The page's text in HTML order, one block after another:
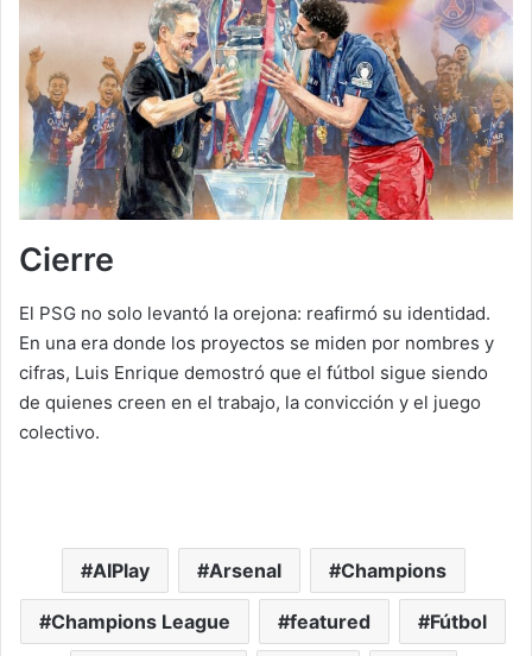
Cierre
El PSG no solo levantó la orejona: reafirmó su identidad.
En una era donde los proyectos se miden por nombres y
cifras, Luis Enrique demostró que el fútbol sigue siendo
de quienes creen en el trabajo, la convicción y el juego
colectivo.
AIPlay Arsenal Champions
Champions League featured Fútbol